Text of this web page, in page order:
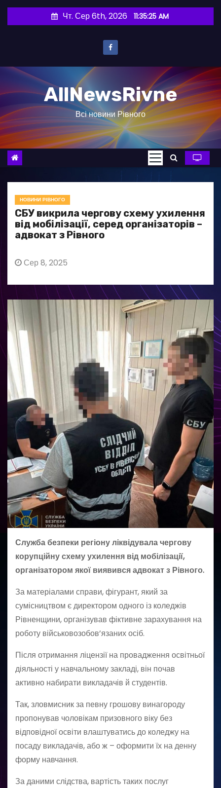
и
о
в
Чт. Сер 6th, 2026 11:35:26 AM
AllNewsRivne
Всі новини Рівного
НОВИНИ РІВНОГО
СБУ викрила чергову схему ухилення
від мобілізації, серед організаторів –
адвокат з Рівного
Сер 8, 2025
Служба безпеки регіону ліквідувала чергову
корупційну схему ухилення від мобілізації,
організатором якої виявився адвокат з Рівного.
За матеріалами справи, фігурант, який за
сумісництвом є директором одного із коледжів
Рівненщини, організував фіктивне зарахування на
роботу військовозобов’язаних осіб.
Після отримання ліцензії на провадження освітньої
діяльності у навчальному закладі, він почав
активно набирати викладачів й студентів.
Так, зловмисник за певну грошову винагороду
пропонував чоловікам призовного віку без
відповідної освіти влаштуватись до коледжу на
посаду викладачів, або ж – оформити їх на денну
форму навчання.
За даними слідства, вартість таких послуг